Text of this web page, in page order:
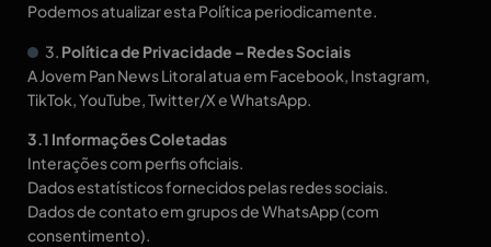
Podemos atualizar esta Política periodicamente.
3. Política de Privacidade – Redes Sociais
A Jovem Pan News Litoral atua em Facebook, Instagram,
TikTok, YouTube, Twitter/X e WhatsApp.
3.1 Informações Coletadas
Interações com perfis oficiais.
Dados estatísticos fornecidos pelas redes sociais.
Dados de contato em grupos de WhatsApp (com
consentimento).